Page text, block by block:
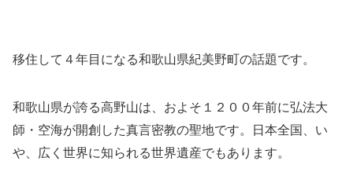
移住して４年目になる和歌山県紀美野町の話題です。
和歌山県が誇る高野山は、およそ１２００年前に弘法大
師・空海が開創した真言密教の聖地です。日本全国、い
や、広く世界に知られる世界遺産でもあります。